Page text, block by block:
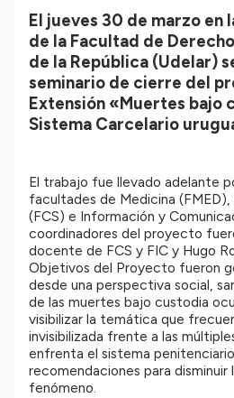
El jueves 30 de marzo en
de la Facultad de
de la República (Udelar)
seminario de cierre del
Extensión «Muertes bajo
Sistema Carcelario
El trabajo fue llevado adelante
facultades de Medicina (FMED),
(FCS) e Información y
coordinadores del proyecto
docente de FCS y FIC y Hugo
Objetivos del Proyecto fueron
desde una perspectiva social,
de las muertes bajo custodia
visibilizar la temática que
invisibilizada frente a las
enfrenta el sistema
recomendaciones para disminuir
fenómeno.